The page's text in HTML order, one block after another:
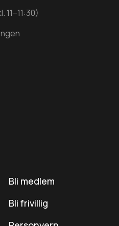
11–11:30)
Bli medlem
Bli frivillig